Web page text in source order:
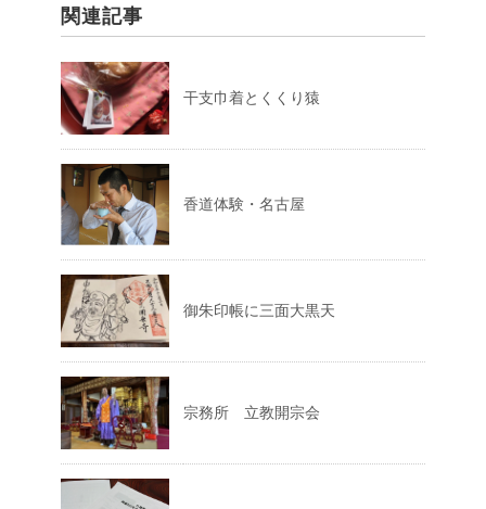
関連記事
干支巾着とくくり猿
香道体験・名古屋
御朱印帳に三面大黒天
宗務所 立教開宗会